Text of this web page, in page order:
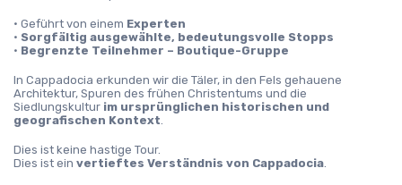
• Geführt von einem Experten
• Sorgfältig ausgewählte, bedeutungsvolle Stopps
• Begrenzte Teilnehmer – Boutique-Gruppe
In Cappadocia erkunden wir die Täler, in den Fels gehauene
Architektur, Spuren des frühen Christentums und die
Siedlungskultur im ursprünglichen historischen und
geografischen Kontext.
Dies ist keine hastige Tour.
Dies ist ein vertieftes Verständnis von Cappadocia.